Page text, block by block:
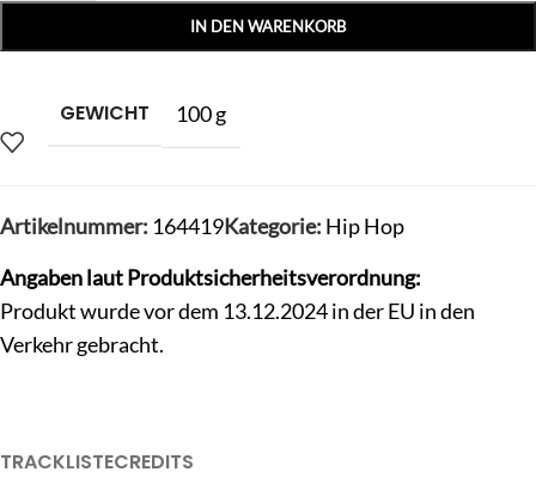
IN DEN WARENKORB
GEWICHT 100 g
Artikelnummer: 164419Kategorie: Hip Hop
Angaben laut Produktsicherheitsverordnung:
Produkt wurde vor dem 13.12.2024 in der EU in den
Verkehr gebracht.
TRACKLISTECREDITS